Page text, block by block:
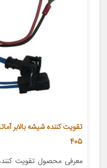
405
معرفی محصول تقویت